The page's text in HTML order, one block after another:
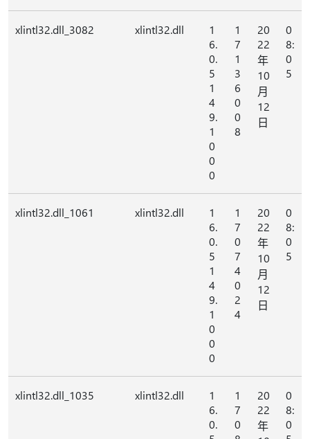
xlintl32.dll_3082 xlintl32.dll
1
6.
0.
5
1
4
9.
1
0
0
0
1
7
1
3
6
0
0
8
20
22
年
10
月
12
日
0
8:
0
5
xlintl32.dll_1061 xlintl32.dll
1
6.
0.
5
1
4
9.
1
0
0
0
1
7
0
7
4
0
2
4
20
22
年
10
月
12
日
0
8:
0
5
xlintl32.dll_1035 xlintl32.dll
1
6.
0.
1
7
0
20
22
年
0
8:
0